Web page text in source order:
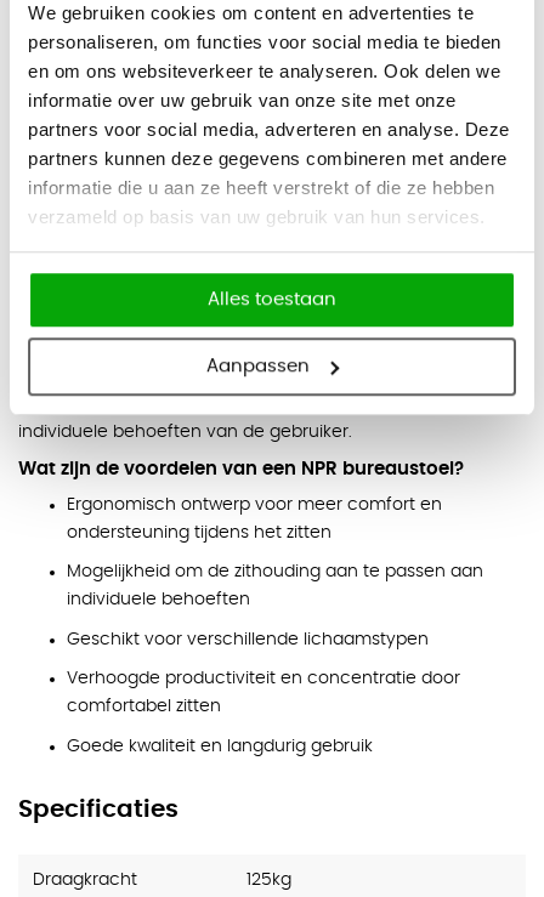
We gebruiken cookies om content en advertenties te
personaliseren, om functies voor social media te bieden
en om ons websiteverkeer te analyseren. Ook delen we
informatie over uw gebruik van onze site met onze
partners voor social media, adverteren en analyse. Deze
partners kunnen deze gegevens combineren met andere
informatie die u aan ze heeft verstrekt of die ze hebben
verzameld op basis van uw gebruik van hun services.
Alles toestaan
Aanpassen
Goedgekeurd door ARBO volgens de strenge
Nederlandse NPR 1813-norm
Garantie
5 jaar fabrieksgarantie
Wat betekent NPR?
De NPR-richtlijn is ontwikkeld door de Nederlandse overheid
van medewerkers die veel zitten tijdens hun werk. Het doel
van de NPR-richtlijn is om de gezondheid en het welzijn van
werknemers te verbeteren door het aanbieden van
ergonomische bureaustoelen die aangepast zijn aan de
individuele behoeften van de gebruiker.
Wat zijn de voordelen van een NPR bureaustoel?
Ergonomisch ontwerp voor meer comfort en
ondersteuning tijdens het zitten
Mogelijkheid om de zithouding aan te passen aan
individuele behoeften
Geschikt voor verschillende lichaamstypen
Verhoogde productiviteit en concentratie door
comfortabel zitten
Goede kwaliteit en langdurig gebruik
Specificaties
Draagkracht 125kg